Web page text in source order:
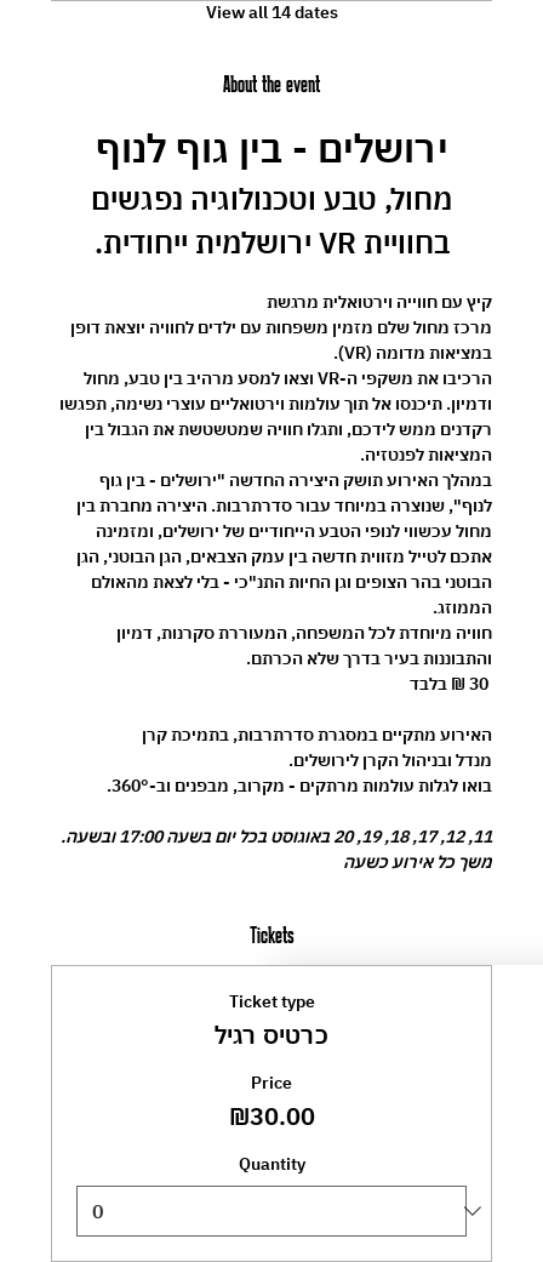
View all 14 dates
About the event
ירושלים - בין גוף לנוף
מחול, טבע וטכנולוגיה נפגשים
בחוויית VR ירושלמית ייחודית.
קיץ עם חווייה וירטואלית מרגשת
מרכז מחול שלם מזמין משפחות עם ילדים לחוויה יוצאת דופן
במציאות מדומה (VR).
הרכיבו את משקפי ה-VR וצאו למסע מרהיב בין טבע, מחול
ודמיון. תיכנסו אל תוך עולמות וירטואליים עוצרי נשימה, תפגשו
רקדנים ממש לידכם, ותגלו חוויה שמטשטשת את הגבול בין
המציאות לפנטזיה.
במהלך האירוע תושק היצירה החדשה "ירושלים - בין גוף
לנוף", שנוצרה במיוחד עבור סדרתרבות. היצירה מחברת בין
מחול עכשווי לנופי הטבע הייחודיים של ירושלים, ומזמינה
אתכם לטייל מזווית חדשה בין עמק הצבאים, הגן הבוטני, הגן
הבוטני בהר הצופים וגן החיות התנ"כי - בלי לצאת מהאולם
הממוזג.
חוויה מיוחדת לכל המשפחה, המעוררת סקרנות, דמיון
והתבוננות בעיר בדרך שלא הכרתם.
30 ₪ בלבד
האירוע מתקיים במסגרת סדרתרבות, בתמיכת קרן
מנדל ובניהול הקרן לירושלים.
בואו לגלות עולמות מרתקים - מקרוב, מבפנים וב-360°.
11, 12, 17, 18, 19, 20 באוגוסט בכל יום בשעה 17:00 ובשעה.
משך כל אירוע כשעה
Tickets
Ticket type
כרטיס רגיל
Price
₪30.00
Quantity